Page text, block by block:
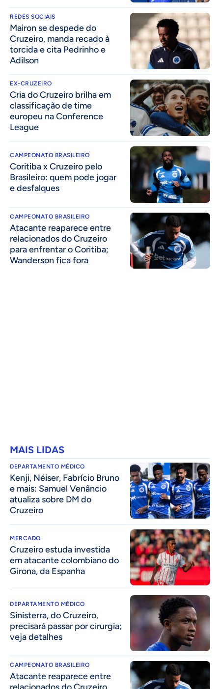
REDES SOCIAIS
Mairon se despede do
Cruzeiro, manda recado à
torcida e cita Pedrinho e
Adilson
EX-CRUZEIRO
Cria do Cruzeiro brilha em
classificação de time
europeu na Conference
League
CAMPEONATO BRASILEIRO
Coritiba x Cruzeiro pelo
Brasileiro: quem pode jogar
e desfalques
CAMPEONATO BRASILEIRO
Atacante reaparece entre
relacionados do Cruzeiro
para enfrentar o Coritiba;
Wanderson fica fora
MAIS LIDAS
DEPARTAMENTO MÉDICO
Kenji, Néiser, Fabrício Bruno
e mais: Samuel Venâncio
atualiza sobre DM do
Cruzeiro
MERCADO
Cruzeiro estuda investida
em atacante colombiano do
Girona, da Espanha
DEPARTAMENTO MÉDICO
Sinisterra, do Cruzeiro,
precisará passar por cirurgia;
veja detalhes
CAMPEONATO BRASILEIRO
Atacante reaparece entre